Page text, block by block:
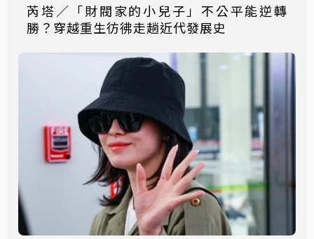
芮塔／「財閥家的小兒子」不公平能逆轉
勝？穿越重生彷彿走趟近代發展史